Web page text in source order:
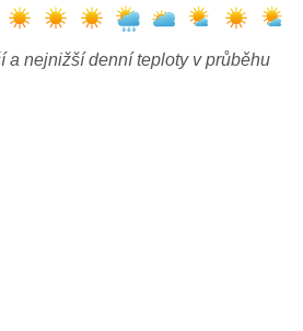
a nejnižší denní teploty v průběhu